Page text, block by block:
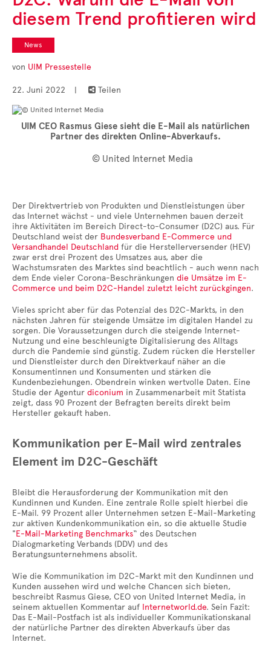
Cases
• Themen-Serien
• Kurzinterviews
diesem Trend profitieren wird
News
von UIM Pressestelle
22. Juni 2022 |  Teilen
UIM CEO Rasmus Giese sieht die E-Mail als natürlichen
Partner des direkten Online-Abverkaufs.
© United Internet Media
Der Direktvertrieb von Produkten und Dienstleistungen über
das Internet wächst - und viele Unternehmen bauen derzeit
ihre Aktivitäten im Bereich Direct-to-Consumer (D2C) aus. Für
Deutschland weist der Bundesverband E-Commerce und
Versandhandel Deutschland für die Herstellerversender (HEV)
zwar erst drei Prozent des Umsatzes aus, aber die
Wachstumsraten des Marktes sind beachtlich - auch wenn nach
dem Ende vieler Corona-Beschränkungen die Umsätze im E-
Commerce und beim D2C-Handel zuletzt leicht zurückgingen.
Vieles spricht aber für das Potenzial des D2C-Markts, in den
nächsten Jahren für steigende Umsätze im digitalen Handel zu
sorgen. Die Voraussetzungen durch die steigende Internet-
Nutzung und eine beschleunigte Digitalisierung des Alltags
durch die Pandemie sind günstig. Zudem rücken die Hersteller
und Dienstleister durch den Direktverkauf näher an die
Konsumentinnen und Konsumenten und stärken die
Kundenbeziehungen. Obendrein winken wertvolle Daten. Eine
Studie der Agentur diconium in Zusammenarbeit mit Statista
zeigt, dass 90 Prozent der Befragten bereits direkt beim
Hersteller gekauft haben.
Kommunikation per E-Mail wird zentrales
Element im D2C-Geschäft
Bleibt die Herausforderung der Kommunikation mit den
Kundinnen und Kunden. Eine zentrale Rolle spielt hierbei die
E-Mail. 99 Prozent aller Unternehmen setzen E-Mail-Marketing
zur aktiven Kundenkommunikation ein, so die aktuelle Studie
"E-Mail-Marketing Benchmarks“ des Deutschen
Dialogmarketing Verbands (DDV) und des
Beratungsunternehmens absolit.
Wie die Kommunikation im D2C-Markt mit den Kundinnen und
Kunden aussehen wird und welche Chancen sich bieten,
beschreibt Rasmus Giese, CEO von United Internet Media, in
seinem aktuellen Kommentar auf Internetworld.de. Sein Fazit:
Das E-Mail-Postfach ist als individueller Kommunikationskanal
der natürliche Partner des direkten Abverkaufs über das
Internet.